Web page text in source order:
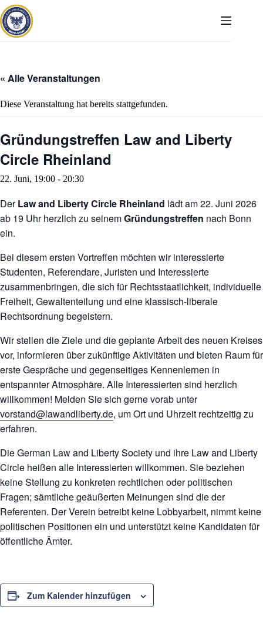
Zum
Inhalt
springen
« Alle Veranstaltungen
Diese Veranstaltung hat bereits stattgefunden.
Gründungstreffen Law and Liberty
Circle Rheinland
22. Juni, 19:00 - 20:30
DerLaw and Liberty Circle Rheinland lädt am 22. Juni 2026
ab 19 Uhr herzlich zu seinemGründungstreffen nach Bonn
ein.
Bei diesem ersten Vortreffen möchten wir interessierte
Studenten, Referendare, Juristen und Interessierte
zusammenbringen, die sich für Rechtsstaatlichkeit, individuelle
Freiheit, Gewaltenteilung und eine klassisch-liberale
Rechtsordnung begeistern.
Wir stellen die Ziele und die geplante Arbeit des neuen Kreises
vor, informieren über zukünftige Aktivitäten und bieten Raum für
erste Gespräche und gegenseitiges Kennenlernen in
entspannter Atmosphäre. Alle Interessierten sind herzlich
willkommen! Melden Sie sich gerne vorab unter
vorstand@lawandliberty.de, um Ort und Uhrzeit rechtzeitig zu
erfahren.
Die German Law and Liberty Society und ihre Law and Liberty
Circle heißen alle Interessierten willkommen. Sie beziehen
keine Stellung zu konkreten rechtlichen oder politischen
Fragen; sämtliche geäußerten Meinungen sind die der
Referenten. Der Verein betreibt keine Lobbyarbeit, nimmt keine
politischen Positionen ein und unterstützt keine Kandidaten für
öffentliche Ämter.
Zum Kalender hinzufügen